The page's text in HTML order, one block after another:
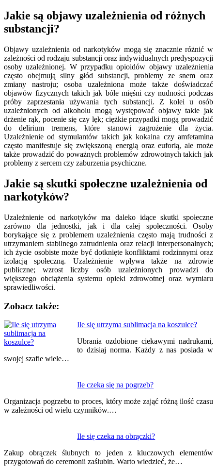
Jakie są objawy uzależnienia od różnych
substancji?
Objawy uzależnienia od narkotyków mogą się znacznie różnić w
zależności od rodzaju substancji oraz indywidualnych predyspozycji
osoby uzależnionej. W przypadku opioidów objawy uzależnienia
często obejmują silny głód substancji, problemy ze snem oraz
zmiany nastroju; osoba uzależniona może także doświadczać
objawów fizycznych takich jak bóle mięśni czy nudności podczas
próby zaprzestania używania tych substancji. Z kolei u osób
uzależnionych od alkoholu mogą występować objawy takie jak
drżenie rąk, pocenie się czy lęk; ciężkie przypadki mogą prowadzić
do delirium tremens, które stanowi zagrożenie dla życia.
Uzależnienie od stymulantów takich jak kokaina czy amfetamina
często manifestuje się zwiększoną energią oraz euforią, ale może
także prowadzić do poważnych problemów zdrowotnych takich jak
problemy z sercem czy zaburzenia psychiczne.
Jakie są skutki społeczne uzależnienia od
narkotyków?
Uzależnienie od narkotyków ma daleko idące skutki społeczne
zarówno dla jednostki, jak i dla całej społeczności. Osoby
borykające się z problemem uzależnienia często mają trudności z
utrzymaniem stabilnego zatrudnienia oraz relacji interpersonalnych;
ich życie osobiste może być dotknięte konfliktami rodzinnymi oraz
izolacją społeczną. Uzależnienie wpływa także na zdrowie
publiczne; wzrost liczby osób uzależnionych prowadzi do
większego obciążenia systemu opieki zdrowotnej oraz wymiaru
sprawiedliwości.
Zobacz także:
Ile się utrzyma sublimacja na koszulce?
Ubrania ozdobione ciekawymi nadrukami,
to dzisiaj norma. Każdy z nas posiada w
swojej szafie wiele…
Ile czeka się na pogrzeb?
Organizacja pogrzebu to proces, który może zająć różną ilość czasu
w zależności od wielu czynników.…
Ile się czeka na obrączki?
Zakup obrączek ślubnych to jeden z kluczowych elementów
przygotowań do ceremonii zaślubin. Warto wiedzieć, że…
Nawigacja
wpisu